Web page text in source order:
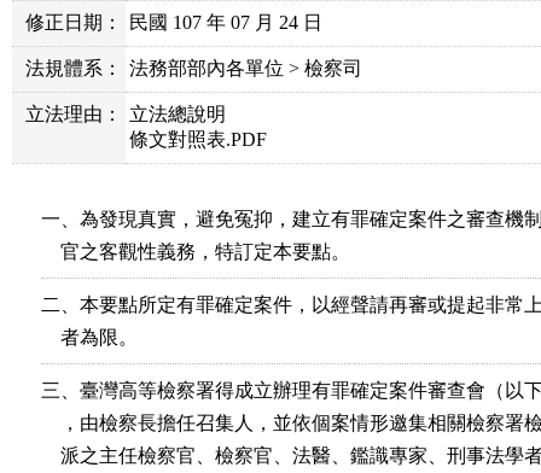
修正日期： 民國 107 年 07 月 24 日
法規體系： 法務部部內各單位 > 檢察司
立法理由：
立法總說明
條文對照表.PDF
一、為發現真實，避免冤抑，建立有罪確定案件之審查機
    官之客觀性義務，特訂定本要點。
二、本要點所定有罪確定案件，以經聲請再審或提起非常
    者為限。
三、臺灣高等檢察署得成立辦理有罪確定案件審查會（以
，由檢察長擔任召集人，並依個案情形邀集相關檢察署
派之主任檢察官、檢察官、法醫、鑑識專家、刑事法學